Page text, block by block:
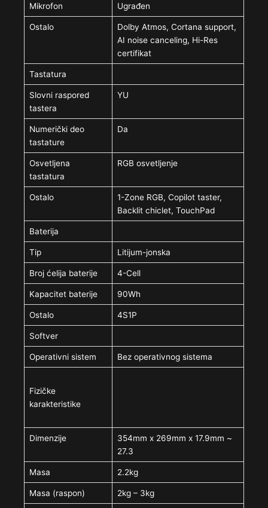
Mikrofon Ugrađen
Ostalo
Dolby Atmos, Cortana support,
AI noise canceling, Hi-Res
certifikat
Tastatura
Slovni raspored
tastera
YU
Numerički deo
tastature
Da
Osvetljena
tastatura
RGB osvetljenje
Ostalo
1-Zone RGB, Copilot taster,
Backlit chiclet, TouchPad
Baterija
Tip Litijum-jonska
Broj ćelija baterije 4-Cell
Kapacitet baterije 90Wh
Ostalo 4S1P
Softver
Operativni sistem Bez operativnog sistema
Fizičke
karakteristike
Dimenzije
354mm x 269mm x 17.9mm ~
27.3
Masa 2.2kg
Masa (raspon) 2kg – 3kg